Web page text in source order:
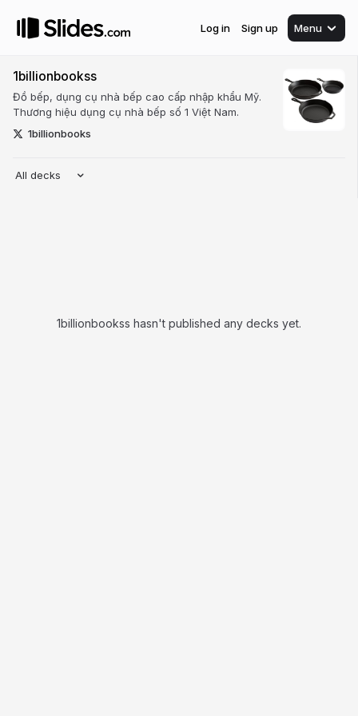
Log in Sign up Menu
1billionbookss
Đồ bếp, dụng cụ nhà bếp cao cấp nhập khẩu Mỹ.
Thương hiệu dụng cụ nhà bếp số 1 Việt Nam.
1billionbooks
All decks
1billionbookss hasn't published any decks yet.